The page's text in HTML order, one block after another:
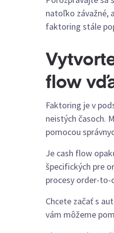
natoľko závažné,
faktoring stále
flow
Faktoring je v
neistých časoch.
pomocou
Je cash flow
špecifických pre
procesy order-to-
Chcete začať s
vám môžeme